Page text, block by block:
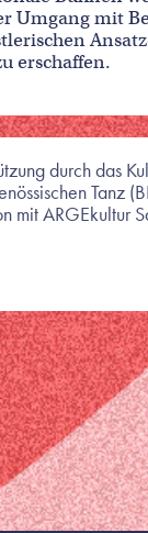
Umgang mit
erschaffen.
durch das
Tanz
mit ARGEkultur